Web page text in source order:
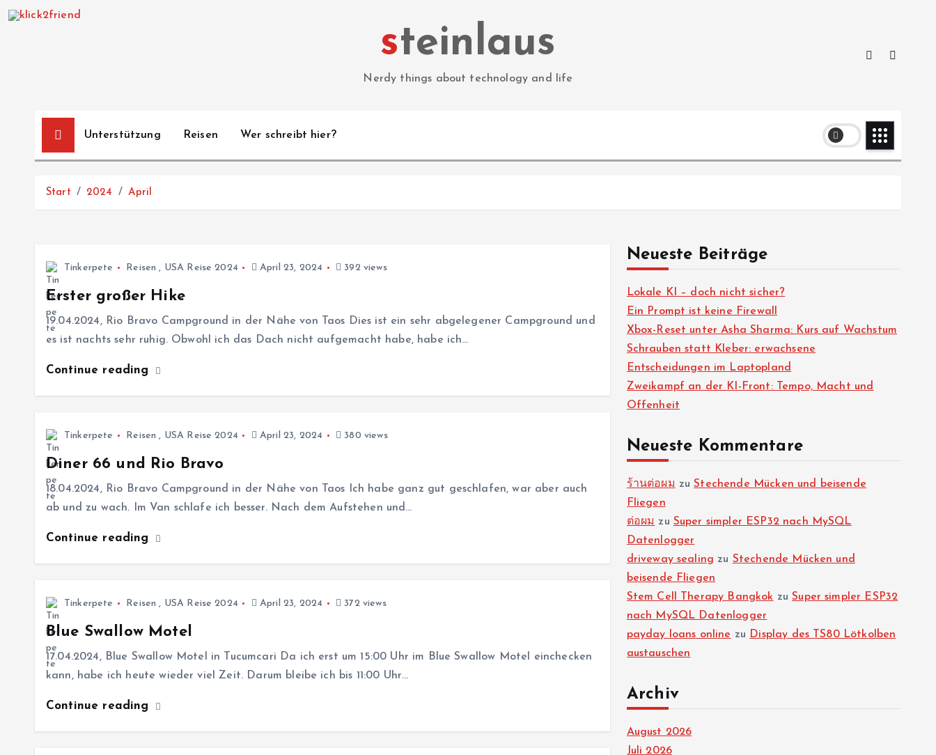
steinlaus
Nerdy things about technology and life
Unterstützung Reisen Wer schreibt hier?
Start 2024 April
Tinkerpete Reisen , USA Reise 2024 April 23, 2024 392 views
Erster großer Hike
19.04.2024, Rio Bravo Campground in der Nähe von Taos Dies ist ein sehr abgelegener Campground und
es ist nachts sehr ruhig. Obwohl ich das Dach nicht aufgemacht habe, habe ich…
Continue reading
Tinkerpete Reisen , USA Reise 2024 April 23, 2024 380 views
Diner 66 und Rio Bravo
18.04.2024, Rio Bravo Campground in der Nähe von Taos Ich habe ganz gut geschlafen, war aber auch
ab und zu wach. Im Van schlafe ich besser. Nach dem Aufstehen und…
Continue reading
Tinkerpete Reisen , USA Reise 2024 April 23, 2024 372 views
Blue Swallow Motel
17.04.2024, Blue Swallow Motel in Tucumcari Da ich erst um 15:00 Uhr im Blue Swallow Motel einchecken
kann, habe ich heute wieder viel Zeit. Darum bleibe ich bis 11:00 Uhr…
Continue reading
Neueste Beiträge
Lokale KI – doch nicht sicher?
Ein Prompt ist keine Firewall
Xbox-Reset unter Asha Sharma: Kurs auf Wachstum
Schrauben statt Kleber: erwachsene
Entscheidungen im Laptopland
Zweikampf an der KI-Front: Tempo, Macht und
Offenheit
Neueste Kommentare
ร้านต่อผม zuStechende Mücken und beisende
Fliegen
ต่อผม zu Super simpler ESP32 nach MySQL
Datenlogger
driveway sealing zu Stechende Mücken und
beisende Fliegen
Stem Cell Therapy Bangkok zuSuper simpler ESP32
nach MySQL Datenlogger
payday loans online zu Display des TS80 Lötkolben
austauschen
Archiv
August 2026
Juli 2026